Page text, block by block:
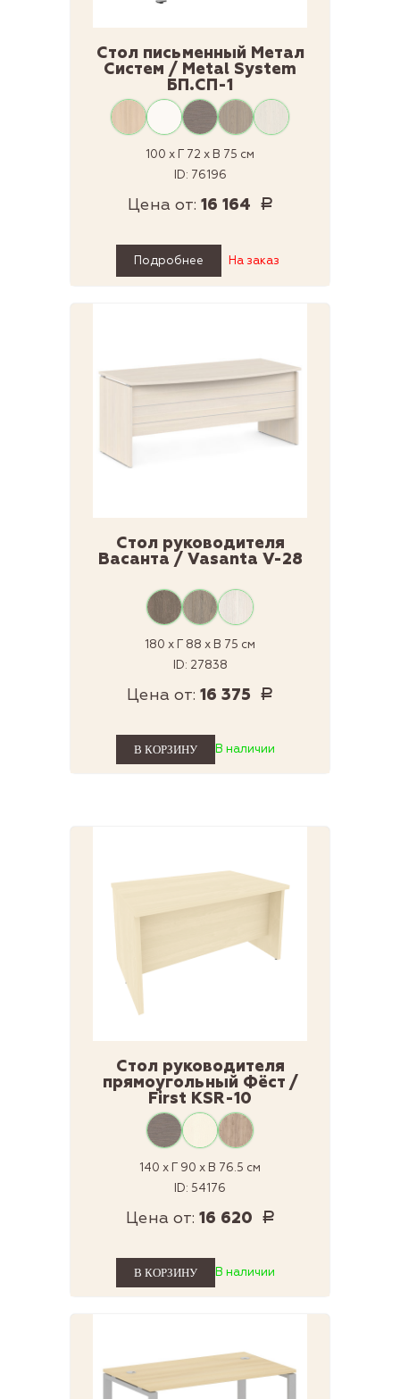
Стол письменный Метал
Систем / Metal System
БП.СП-1
100 x Г 72 x В 75 см
ID: 76196
Цена от: 16 164 Р
Подробнее На заказ
Стол руководителя
Васанта / Vasanta V-28
180 x Г 88 x В 75 см
ID: 27838
Цена от: 16 375 Р
В наличии
Стол руководителя
прямоугольный Фёст /
First KSR-10
140 x Г 90 x В 76.5 см
ID: 54176
Цена от: 16 620 Р
В наличии